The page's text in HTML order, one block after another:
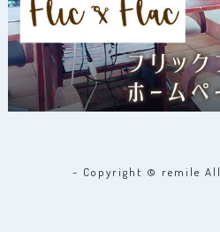
- Copyright © remile All